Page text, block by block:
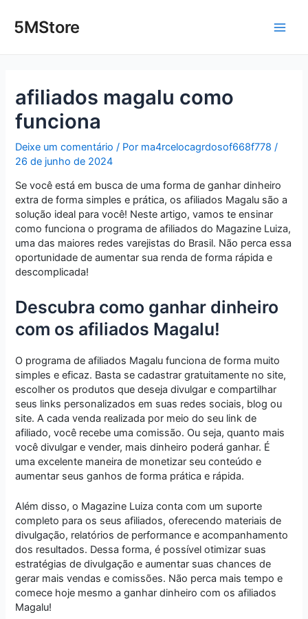
para5MStore
afiliados magalu como
funciona
Deixe um comentário / Por ma4rcelocagrdosof668f778/
26 de junho de 2024
Se você está em busca de uma forma de ganhar dinheiro
extra de forma simples e prática, os afiliados Magalu são a
solução ideal para você! Neste artigo, vamos te ensinar
como funciona o programa de afiliados do Magazine Luiza,
uma das maiores redes varejistas do Brasil. Não perca essa
oportunidade de aumentar sua renda de forma rápida e
descomplicada!
Descubra como ganhar dinheiro
com os afiliados Magalu!
O programa de afiliados Magalu funciona de forma muito
simples e eficaz. Basta se cadastrar gratuitamente no site,
escolher os produtos que deseja divulgar e compartilhar
seus links personalizados em suas redes sociais, blog ou
site. A cada venda realizada por meio do seu link de
afiliado, você recebe uma comissão. Ou seja, quanto mais
você divulgar e vender, mais dinheiro poderá ganhar. É
uma excelente maneira de monetizar seu conteúdo e
aumentar seus ganhos de forma prática e rápida.
Além disso, o Magazine Luiza conta com um suporte
completo para os seus afiliados, oferecendo materiais de
divulgação, relatórios de performance e acompanhamento
dos resultados. Dessa forma, é possível otimizar suas
estratégias de divulgação e aumentar suas chances de
gerar mais vendas e comissões. Não perca mais tempo e
comece hoje mesmo a ganhar dinheiro com os afiliados
Magalu!
navigation